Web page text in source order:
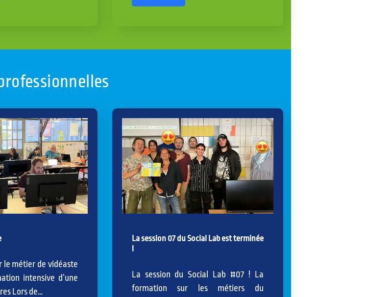
le métier de vidéaste
intensive d’une
Lors de…
La session 07 du Social Lab est terminée
!
La session du Social Lab #07 ! La
formation sur les métiers du